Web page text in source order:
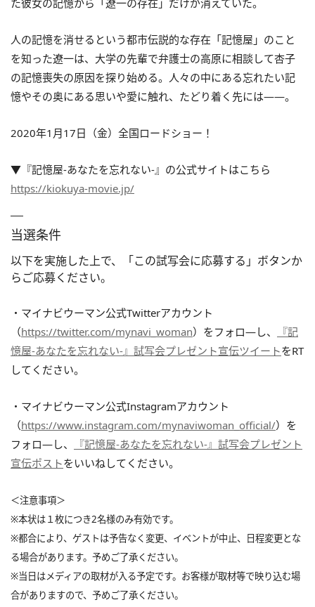
た彼女の記憶から「遼一の存在」だけが消えていた。
人の記憶を消せるという都市伝説的な存在「記憶屋」のこと
を知った遼一は、大学の先輩で弁護士の高原に相談して杏子
の記憶喪失の原因を探り始める。人々の中にある忘れたい記
憶やその奥にある思いや愛に触れ、たどり着く先には――。
2020年1月17日（金）全国ロードショー！
▼『記憶屋‐あなたを忘れない‐』の公式サイトはこちら
https://kiokuya-movie.jp/
当選条件
以下を実施した上で、「この試写会に応募する」ボタンか
らご応募ください。
・マイナビウーマン公式Twitterアカウント
（https://twitter.com/mynavi_woman）をフォロ―し、
『記
憶屋‐あなたを忘れない‐』試写会プレゼント宣伝ツイートをRT
してください。
・マイナビウーマン公式Instagramアカウント
（https://www.instagram.com/mynaviwoman_official/）を
フォロ―し、
『記憶屋‐あなたを忘れない‐』試写会プレゼント
宣伝ポストをいいねしてください。
＜注意事項＞
※本状は１枚につき2名様のみ有効です。
※都合により、ゲストは予告なく変更、イベントが中止、日程変更とな
る場合があります。予めご了承ください。
※当日はメディアの取材が入る予定です。お客様が取材等で映り込む場
合がありますので、予めご了承ください。